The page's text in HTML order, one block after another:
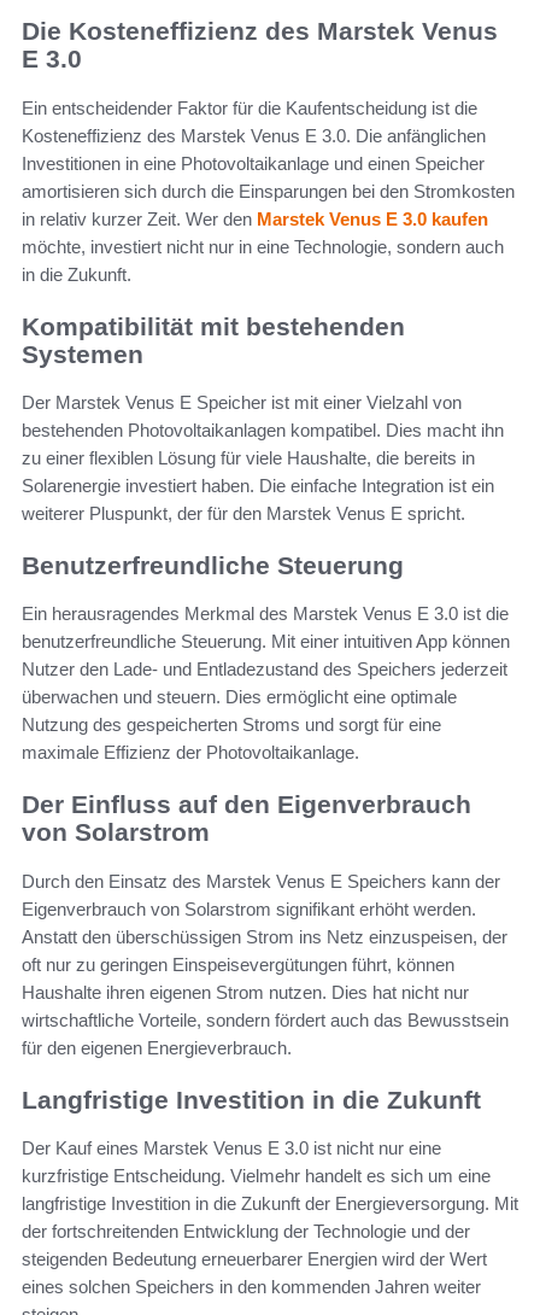
Die Kosteneffizienz des Marstek Venus
E 3.0
Ein entscheidender Faktor für die Kaufentscheidung ist die
Kosteneffizienz des Marstek Venus E 3.0. Die anfänglichen
Investitionen in eine Photovoltaikanlage und einen Speicher
amortisieren sich durch die Einsparungen bei den Stromkosten
in relativ kurzer Zeit. Wer den Marstek Venus E 3.0 kaufen
möchte, investiert nicht nur in eine Technologie, sondern auch
in die Zukunft.
Kompatibilität mit bestehenden
Systemen
Der Marstek Venus E Speicher ist mit einer Vielzahl von
bestehenden Photovoltaikanlagen kompatibel. Dies macht ihn
zu einer flexiblen Lösung für viele Haushalte, die bereits in
Solarenergie investiert haben. Die einfache Integration ist ein
weiterer Pluspunkt, der für den Marstek Venus E spricht.
Benutzerfreundliche Steuerung
Ein herausragendes Merkmal des Marstek Venus E 3.0 ist die
benutzerfreundliche Steuerung. Mit einer intuitiven App können
Nutzer den Lade- und Entladezustand des Speichers jederzeit
überwachen und steuern. Dies ermöglicht eine optimale
Nutzung des gespeicherten Stroms und sorgt für eine
maximale Effizienz der Photovoltaikanlage.
Der Einfluss auf den Eigenverbrauch
von Solarstrom
Durch den Einsatz des Marstek Venus E Speichers kann der
Eigenverbrauch von Solarstrom signifikant erhöht werden.
Anstatt den überschüssigen Strom ins Netz einzuspeisen, der
oft nur zu geringen Einspeisevergütungen führt, können
Haushalte ihren eigenen Strom nutzen. Dies hat nicht nur
wirtschaftliche Vorteile, sondern fördert auch das Bewusstsein
für den eigenen Energieverbrauch.
Langfristige Investition in die Zukunft
Der Kauf eines Marstek Venus E 3.0 ist nicht nur eine
kurzfristige Entscheidung. Vielmehr handelt es sich um eine
langfristige Investition in die Zukunft der Energieversorgung. Mit
der fortschreitenden Entwicklung der Technologie und der
steigenden Bedeutung erneuerbarer Energien wird der Wert
eines solchen Speichers in den kommenden Jahren weiter